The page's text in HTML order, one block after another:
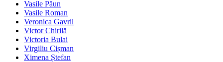
Vasile Păun
Vasile Roman
Veronica Gavril
Victor Chirilă
Victoria Bulai
Virgiliu Cișman
Ximena Ștefan